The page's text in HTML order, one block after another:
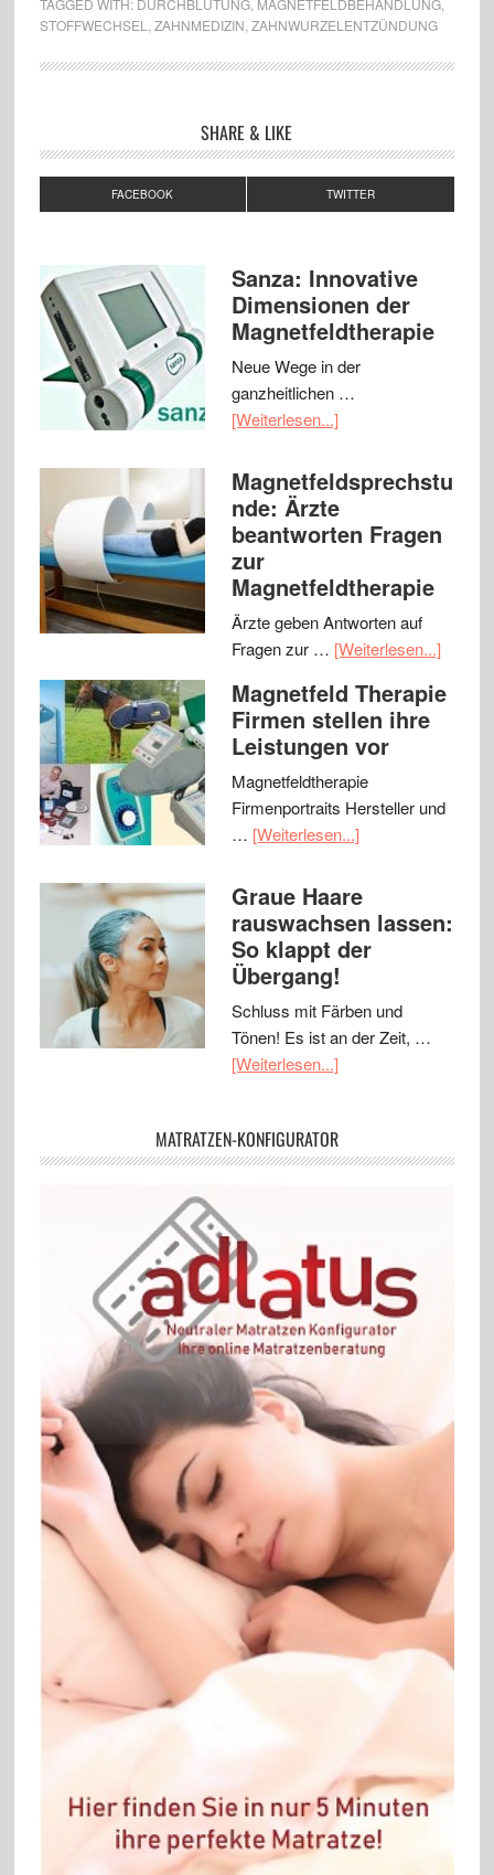
TAGGED WITH: DURCHBLUTUNG, MAGNETFELDBEHANDLUNG,
STOFFWECHSEL
ZAHNMEDIZIN ZAHNWURZELENTZÜNDUNG
SHARE & LIKE
FACEBOOK TWITTER
Sanza: Innovative
Dimensionen der
Magnetfeldtherapie
Neue Wege in der
ganzheitlichen …
[Weiterlesen...]
Magnetfeldsprechstu
nde: Ärzte
beantworten Fragen
zur
Magnetfeldtherapie
Ärzte geben Antworten auf
Fragen zur … [Weiterlesen...]
Magnetfeld Therapie
Firmen stellen ihre
Leistungen vor
Magnetfeldtherapie
Firmenportraits Hersteller und
… [Weiterlesen...]
Graue Haare
rauswachsen lassen:
So klappt der
Übergang!
Schluss mit Färben und
Tönen! Es ist an der Zeit, …
[Weiterlesen...]
MATRATZEN-KONFIGURATOR